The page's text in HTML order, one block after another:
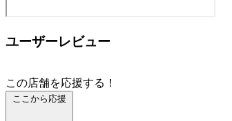
ユーザーレビュー
この店舗を応援する！
ここから応援